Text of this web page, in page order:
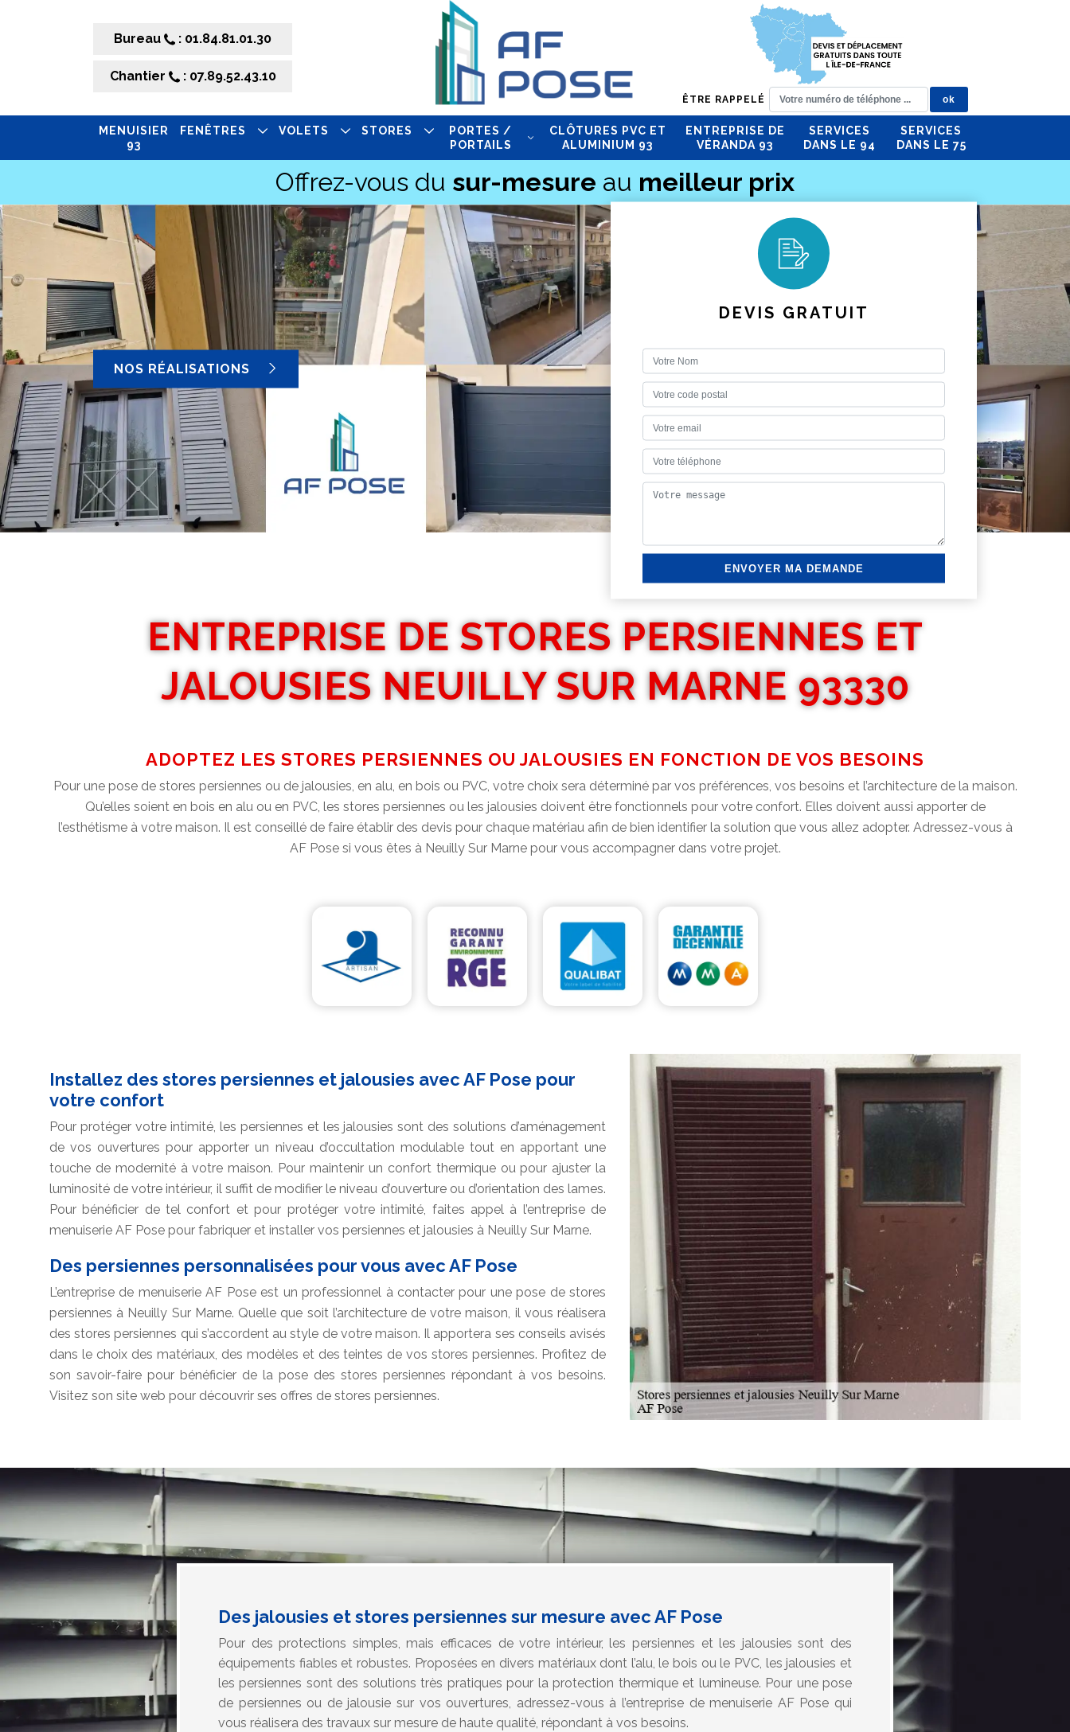
Bureau : 01.84.81.01.30
Chantier : 07.89.52.43.10
ÊTRE RAPPELÉ
MENUISIER
93
FENÊTRES VOLETS STORES
PORTES /
PORTAILS
CLÔTURES PVC ET
ALUMINIUM 93
ENTREPRISE DE
VÉRANDA 93
SERVICES
DANS LE 94
SERVICES
DANS LE 75
Offrez-vous du sur-mesure au meilleur prix
NOS RÉALISATIONS
DEVIS GRATUIT
ENTREPRISE DE STORES PERSIENNES ET
JALOUSIES NEUILLY SUR MARNE 93330
ADOPTEZ LES STORES PERSIENNES OU JALOUSIES EN FONCTION DE VOS BESOINS
Pour une pose de stores persiennes ou de jalousies, en alu, en bois ou PVC, votre choix sera déterminé par vos préférences, vos besoins et l’architecture de la maison.
Qu’elles soient en bois en alu ou en PVC, les stores persiennes ou les jalousies doivent être fonctionnels pour votre confort. Elles doivent aussi apporter de
l’esthétisme à votre maison. Il est conseillé de faire établir des devis pour chaque matériau afin de bien identifier la solution que vous allez adopter. Adressez-vous à
AF Pose si vous êtes à Neuilly Sur Marne pour vous accompagner dans votre projet.
Installez des stores persiennes et jalousies avec AF Pose pour
votre confort
Pour protéger votre intimité, les persiennes et les jalousies sont des solutions d’aménagement
de vos ouvertures pour apporter un niveau d’occultation modulable tout en apportant une
touche de modernité à votre maison. Pour maintenir un confort thermique ou pour ajuster la
luminosité de votre intérieur, il suffit de modifier le niveau d’ouverture ou d’orientation des lames.
Pour bénéficier de tel confort et pour protéger votre intimité, faites appel à l’entreprise de
menuiserie AF Pose pour fabriquer et installer vos persiennes et jalousies à Neuilly Sur Marne.
Des persiennes personnalisées pour vous avec AF Pose
L’entreprise de menuiserie AF Pose est un professionnel à contacter pour une pose de stores
persiennes à Neuilly Sur Marne. Quelle que soit l’architecture de votre maison, il vous réalisera
des stores persiennes qui s’accordent au style de votre maison. Il apportera ses conseils avisés
dans le choix des matériaux, des modèles et des teintes de vos stores persiennes. Profitez de
son savoir-faire pour bénéficier de la pose des stores persiennes répondant à vos besoins.
Visitez son site web pour découvrir ses offres de stores persiennes.
Des jalousies et stores persiennes sur mesure avec AF Pose
Pour des protections simples, mais efficaces de votre intérieur, les persiennes et les jalousies sont des
équipements fiables et robustes. Proposées en divers matériaux dont l’alu, le bois ou le PVC, les jalousies et
les persiennes sont des solutions très pratiques pour la protection thermique et lumineuse. Pour une pose
de persiennes ou de jalousie sur vos ouvertures, adressez-vous à l’entreprise de menuiserie AF Pose qui
vous réalisera des travaux sur mesure de haute qualité, répondant à vos besoins.